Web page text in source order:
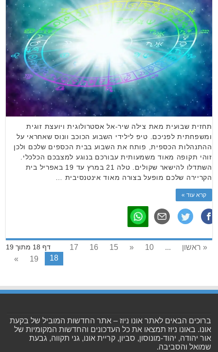
תחזית שבועית מאת צילה שיר-אל אסטרולוגית ויועצת זוגית
ומשפחתית לפניכם. טיפ לילידי השבוע הכוכב וונוס שאחראי על
ההתנהלות הכספית, פותח את השבוע בבית הכספים שלכם ולכן
זוהי תקופה מאוד משמעותית עבורכם בנוגע למצבכם הכלכלי.
השתדלו להישאר שקולים. טלה 21 במרץ עד 19 באפריל בית
הקריירה שלכם מופעל בצורה מאוד אינטנסיבית …
קרא עוד »
דף 18 מתוך 19 « ראשון ...
10
«
15
16
17
18
19
»
ברוכים הבאים לאתר אונו ניוז – אתר החדשות המוביל של בקעת
אונו. באונו ניוז תמצאו את כל העדכונים והחדשות המקומיות של
אור יהודה, יהוד-מונוסון, סביון, קריית אונו, גני תקווה, גבעת
שמואל והסביבה.